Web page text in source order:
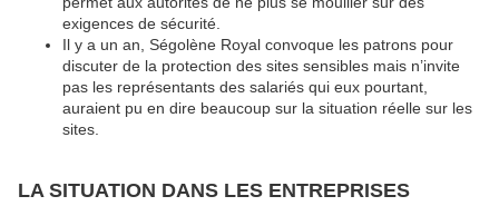
exigences de sécurité.
Il y a un an, Ségolène Royal convoque les patrons pour
discuter de la protection des sites sensibles mais n’invite
pas les représentants des salariés qui eux pourtant,
auraient pu en dire beaucoup sur la situation réelle sur les
sites.
LA SITUATION DANS LES ENTREPRISES